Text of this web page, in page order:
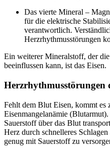
Das vierte Mineral –
für die elektrische
verantwortlich.
Herzrhythmusstörungen
Ein weiterer Mineralstoff, der
beeinflussen kann, ist das Eisen.
Herzrhythmusstörungen
Fehlt dem Blut Eisen, kommt es
Eisenmangelanämie
Sauerstoff über das Blut
Herz durch schnelleres
genug mit Sauerstoff zu